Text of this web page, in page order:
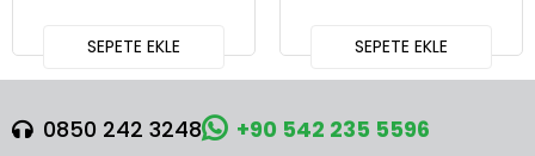
SEPETE EKLE SEPETE EKLE
0850 242 3248 +90 542 235 5596